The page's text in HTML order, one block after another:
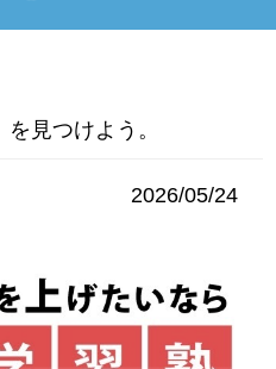
を見つけよう。
2026/05/24